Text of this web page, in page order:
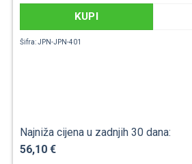
KUPI
Šifra: JPN-JPN-401
Najniža cijena u zadnjih 30 dana:
56,10 €